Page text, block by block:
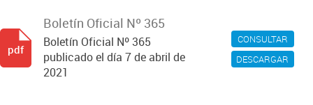
CONSULTAR
DESCARGAR
Boletín Oficial Nº 365
Boletín Oficial Nº 365
publicado el día 7 de abril de
2021
pdf